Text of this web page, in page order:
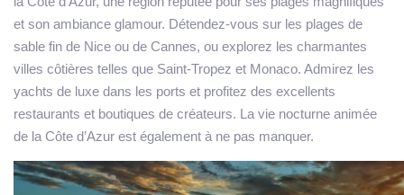
et son ambiance glamour. Détendez-vous sur les plages de
sable fin de Nice ou de Cannes, ou explorez les charmantes
villes côtières telles que Saint-Tropez et Monaco. Admirez les
yachts de luxe dans les ports et profitez des excellents
restaurants et boutiques de créateurs. La vie nocturne animée
de la Côte d’Azur est également à ne pas manquer.